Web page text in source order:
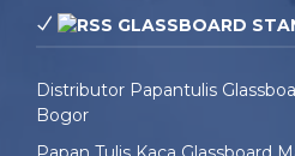
GLASSBOARD
Distributor Papantulis
Bogor